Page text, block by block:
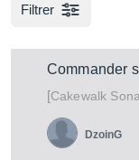
Filtrer
Commander
[Cakewalk
DzoinG